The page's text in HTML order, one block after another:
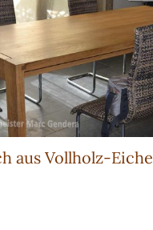
aus Vollholz-Eiche